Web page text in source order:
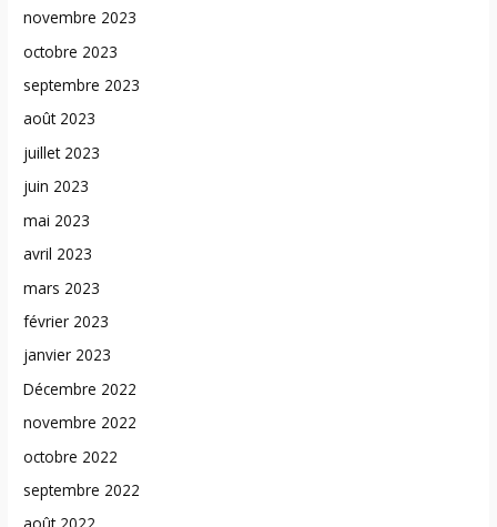
novembre 2023
octobre 2023
septembre 2023
août 2023
juillet 2023
juin 2023
mai 2023
avril 2023
mars 2023
février 2023
janvier 2023
Décembre 2022
novembre 2022
octobre 2022
septembre 2022